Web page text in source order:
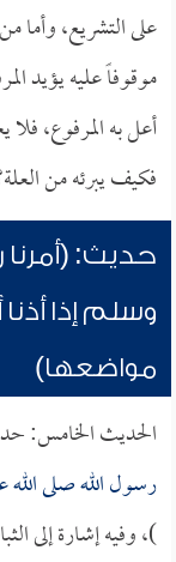
على التشريع، وأما
موقوفاً عليه يؤيد
أعل به المرفوع،
فكيف يبرئه من
حديث: (أمرنا
وسلم إذا أذنا
مواضعها)
الحديث الخامس:
رسول الله صلى الله
)، وفيه إشارة إلى